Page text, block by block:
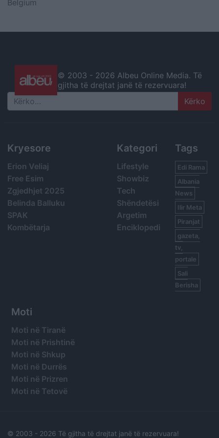
Belgium
© 2003 - 2026 Albeu Online Media. Të
gjitha të drejtat janë të rezervuara!
Search
Kryesore
Erion Veliaj
Free Esim
Zgjedhjet 2025
Belinda Balluku
SPAK
Kombëtarja
Kategori
Lifestyle
Showbiz
Tech
Shëndetësi
Argetim
Enciklopedi
Tags
Edi Rama
Albania
News
Ilir Meta
Piranjat
gazeta,
tv,
portale
Sali
Berisha
Moti
Moti në Tiranë
Moti në Prishtinë
Moti në Shkup
Moti në Durrës
Moti në Prizren
Moti në Tetovë
© 2003 - 2026 Të gjitha të drejtat janë të rezervuara!